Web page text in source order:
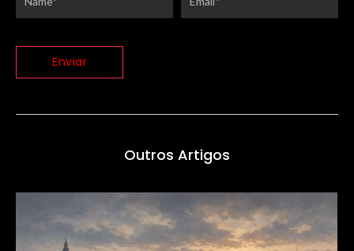
Outros Artigos